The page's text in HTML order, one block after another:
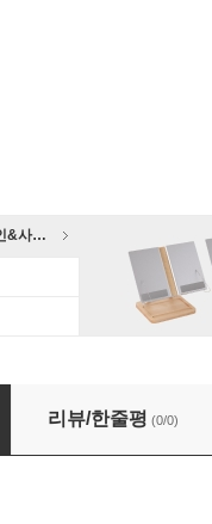
노르잇 신제품 출시 기념 할인&사은품 증정!
소주잔(3개)/한국전
리뷰/한줄평 (0/0)